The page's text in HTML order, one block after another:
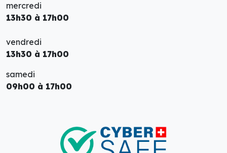
mercredi
13h30 à 17h00
vendredi
13h30 à 17h00
samedi
09h00 à 17h00